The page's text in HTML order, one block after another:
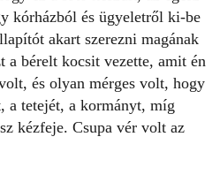
kórházból és ügyeletről ki-be
akart szerezni magának
a bérelt kocsit vezette, amit én
és olyan mérges volt, hogy
a tetejét, a kormányt, míg
kézfeje. Csupa vér volt az